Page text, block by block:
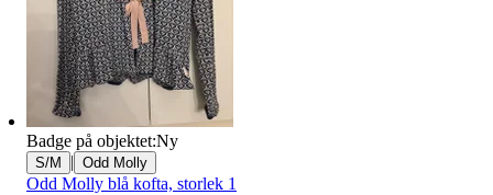
Badge på objektet:Ny
S/M | Odd Molly
Odd Molly blå kofta, storlek 1